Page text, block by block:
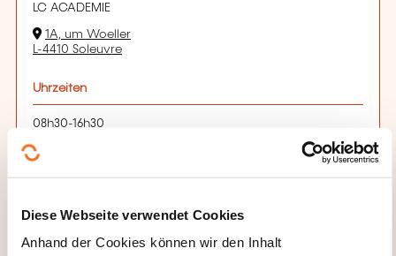
Diese Webseite verwendet Cookies
Anhand der Cookies können wir den Inhalt
LC ACADEMIE
1A, um Woeller
L-4410 Soleuvre
Uhrzeiten
08h30-16h30
Anmeldefrist